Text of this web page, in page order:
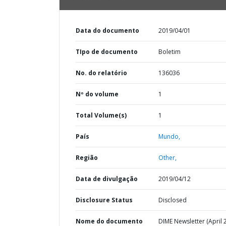
Data do documento 2019/04/01
TIpo de documento Boletim
No. do relatório 136036
Nº do volume 1
Total Volume(s) 1
País Mundo,
Região Other,
Data de divulgação 2019/04/12
Disclosure Status Disclosed
Nome do documento DIME Newsletter (April